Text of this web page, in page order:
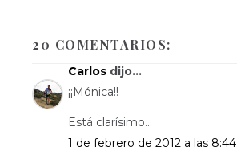
20 COMENTARIOS:
Carlos dijo...
¡¡Mónica!!
Está clarísimo...
1 de febrero de 2012 a las 8:44